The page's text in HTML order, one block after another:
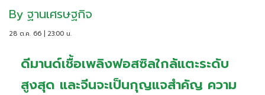
By ฐานเศรษฐกิจ
28 ต.ค. 66 | 23:00 น.
ดีมานด์เชื้อเพลิงฟอสซิลใกล้แตะระดับ
สูงสุด และจีนจะเป็นกุญแจสำคัญ ความ